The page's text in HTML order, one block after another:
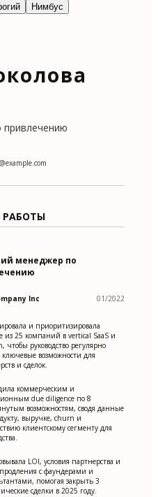
Нимбус
менеджер по
Inc 01/2022
и приоритизировала
из 25 компаний в vertical SaaS и
чтобы руководство регулярно
ключевые возможности для
и сделок.
коммерческим и
due diligence по 8
возможностям, сводя данные
выручке, churn и
клиентскому сегменту для
LOI, условия партнерства и
с фаундерами и
помогая закрыть 3
сделки в 2025 году.